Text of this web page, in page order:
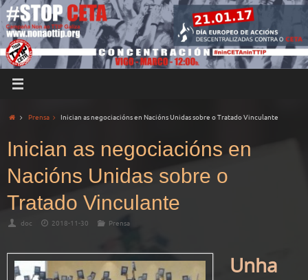
Prensa Inician as negociacións en Nacións Unidas sobre o Tratado Vinculante
Inician as negociacións en
Nacións Unidas sobre o
Tratado Vinculante
doc 2018-11-30 Prensa
Unha